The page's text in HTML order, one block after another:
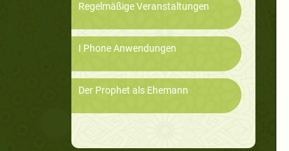
Regelmäßige Veranstaltungen
I Phone Anwendungen
Der Prophet als Ehemann